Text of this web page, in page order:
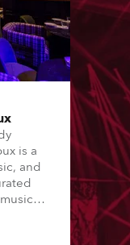
is a
and